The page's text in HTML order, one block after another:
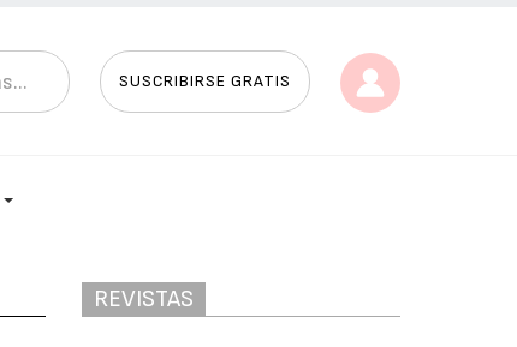
SUSCRIBIRSE GRATIS
REVISTAS